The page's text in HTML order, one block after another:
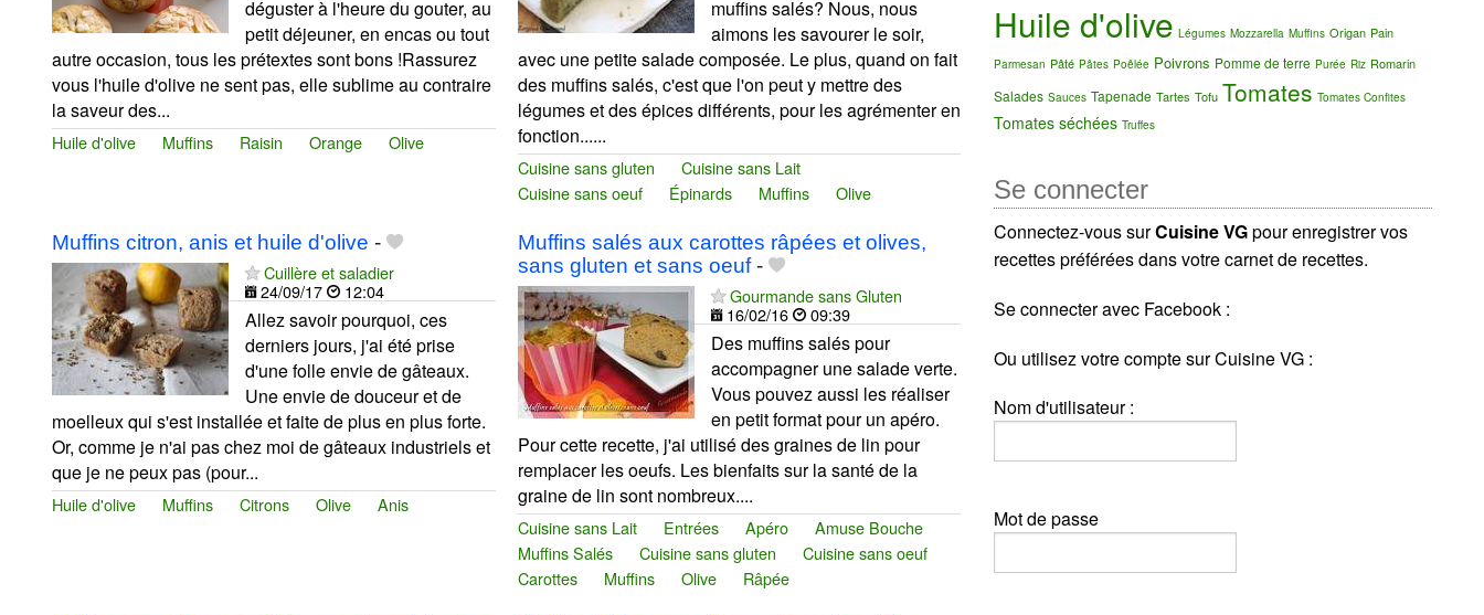
déguster à l'heure du gouter, au
petit déjeuner, en encas ou tout
autre occasion, tous les prétextes sont bons !Rassurez
vous l'huile d'olive ne sent pas, elle sublime au contraire
la saveur des...
Huile d'olive Muffins Raisin Orange Olive
muffins salés? Nous, nous
aimons les savourer le soir,
avec une petite salade composée. Le plus, quand on fait
des muffins salés, c'est que l'on peut y mettre des
légumes et des épices différents, pour les agrémenter en
fonction......
Cuisine sans gluten
Cuisine sans Lait
Cuisine sans oeuf
Épinards Muffins Olive
Muffins citron, anis et huile d'olive -
Cuillère et saladier
24/09/17
12:04
Allez savoir pourquoi, ces
derniers jours, j'ai été prise
d'une folle envie de gâteaux.
Une envie de douceur et de
moelleux qui s'est installée et faite de plus en plus forte.
Or, comme je n'ai pas chez moi de gâteaux industriels et
que je ne peux pas (pour...
Huile d'olive Muffins Citrons Olive Anis
Muffins salés aux carottes râpées et olives,
sans gluten et sans oeuf-
Gourmande sans Gluten
16/02/16
09:39
Des muffins salés pour
accompagner une salade verte.
Vous pouvez aussi les réaliser
en petit format pour un apéro.
Pour cette recette, j'ai utilisé des graines de lin pour
remplacer les oeufs. Les bienfaits sur la santé de la
graine de lin sont nombreux....
Cuisine sans Lait Entrées Apéro
Amuse Bouche
Muffins Salés
Cuisine sans gluten
Cuisine sans oeuf
Carottes
Muffins Olive Râpée
Huile d'olive Légumes Mozzarella Muffins Origan Pain
Parmesan Pâté Pâtes Poêlée Poivrons Pomme de terre Purée Riz Romarin
Salades Sauces Tapenade Tartes Tofu Tomates Tomates Confites
Tomates séchées Truffes
Se connecter
Connectez-vous surCuisine VGpour enregistrer vos
recettes préférées dans votre carnet de recettes.
Se connecter avec Facebook :
Ou utilisez votre compte sur Cuisine VG :
Nom d'utilisateur :
Mot de passe